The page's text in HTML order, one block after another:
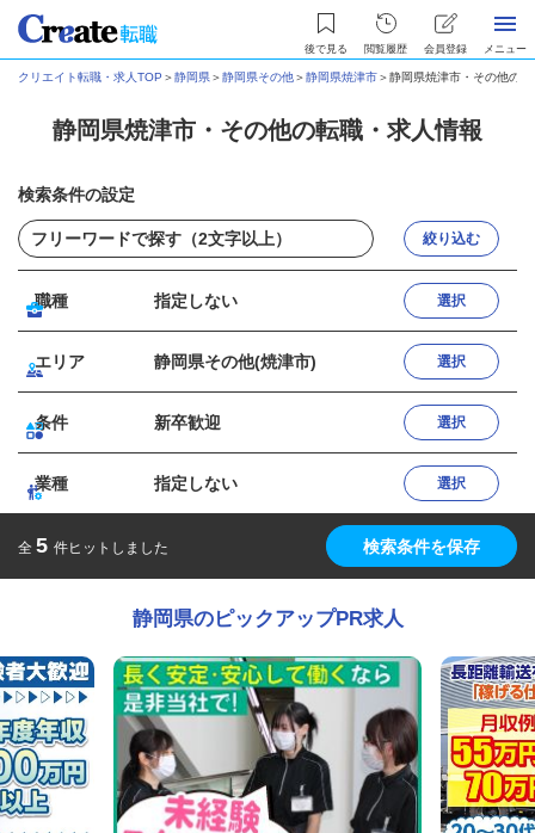
後で見る 閲覧履歴 会員登録 メニュー
クリエイト転職・求人TOP ＞静岡県＞静岡県その他＞静岡県焼津市＞静岡県焼津市・その他の
静岡県焼津市・その他の転職・求人情報
検索条件の設定
絞り込む
職種 指定しない 選択
エリア 静岡県その他(焼津市) 選択
条件 新卒歓迎 選択
業種 指定しない 選択
全 5 件ヒットしました 検索条件を保存
静岡県のピックアップPR求人